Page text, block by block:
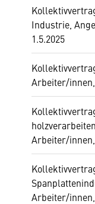
Industrie,
1.5.2025
Arbeiter/
Arbeiter/
Arbeiter/